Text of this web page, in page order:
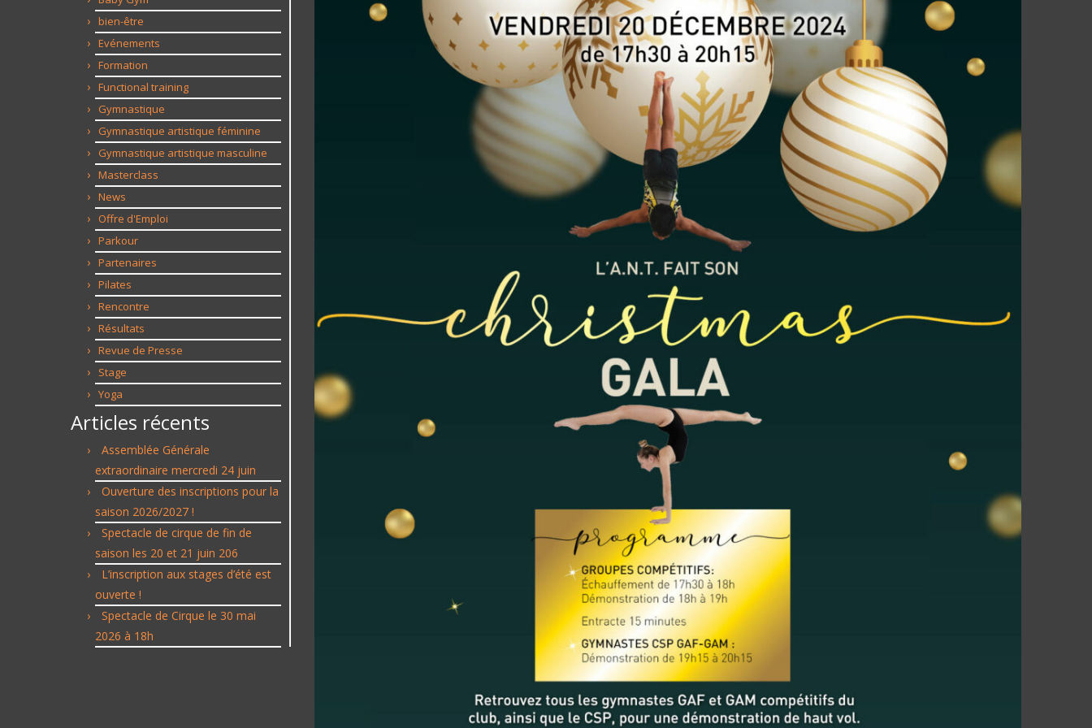
bien-être
Evénements
Formation
Functional training
Gymnastique
Gymnastique artistique féminine
Gymnastique artistique masculine
Masterclass
News
Offre d'Emploi
Parkour
Partenaires
Pilates
Rencontre
Résultats
Revue de Presse
Stage
Yoga
Articles récents
Assemblée Générale
extraordinaire mercredi 24 juin
Ouverture des inscriptions pour la
saison 2026/2027 !
Spectacle de cirque de fin de
saison les 20 et 21 juin 206
L’inscription aux stages d’été est
ouverte !
Spectacle de Cirque le 30 mai
2026 à 18h